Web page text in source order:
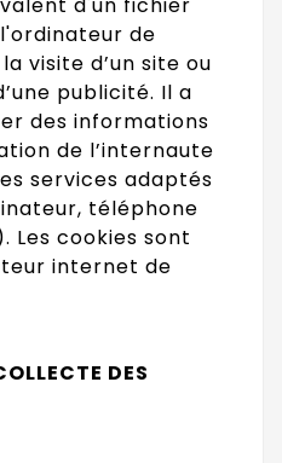
de
visite d’un site ou
publicité. Il a
des informations
de l’internaute
services adaptés
téléphone
cookies sont
internet de
DES